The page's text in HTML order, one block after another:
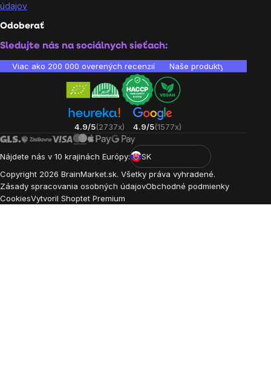
údajov
Odoberať
Sledujte nás na sociálnych sieťach:
Viac ako 200 000 overených recenzií Naše produkty sú
4.9/5(2737x) 4.9/5(1577x)
Nájdete nás v 10 krajinách Európy:
SK
Copyright 2026 BrainMarket.sk. Všetky práva vyhradené.
Zásady spracovania osobných údajovObchodné podmienky
CookiesVytvoril Shoptet Premium